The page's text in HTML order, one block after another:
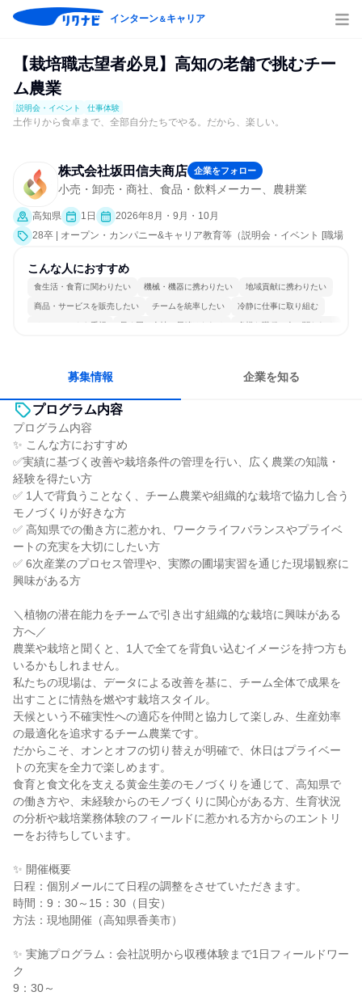
インターン＆キャリア
【栽培職志望者必見】高知の老舗で挑むチー
ム農業
説明会・イベント 仕事体験
土作りから食卓まで、全部自分たちでやる。だから、楽しい。
株式会社坂田信夫商店 企業をフォロー
小売・卸売・商社、食品・飲料メーカー、農耕業
高知県 1日
2026年8月・9月・10月
28卒 | オープン・カンパニー&キャリア教育等（説明会・イベント [職場
こんな人におすすめ
食生活・食育に関わりたい 機械・機器に携わりたい 地域貢献に携わりたい
商品・サービスを販売したい チームを統率したい 冷静に仕事に取り組む
チームワークを重視 長く同じ会社に居続けられる 多様な職種の人と関われる
募集情報 企業を知る
プログラム内容
プログラム内容
✨ こんな方におすすめ
✅実績に基づく改善や栽培条件の管理を行い、広く農業の知識・
経験を得たい方
✅ 1人で背負うことなく、チーム農業や組織的な栽培で協力し合う
モノづくりが好きな方
✅ 高知県での働き方に惹かれ、ワークライフバランスやプライベ
ートの充実を大切にしたい方
✅ 6次産業のプロセス管理や、実際の圃場実習を通じた現場観察に
興味がある方
＼植物の潜在能力をチームで引き出す組織的な栽培に興味がある
方へ／
農業や栽培と聞くと、1人で全てを背負い込むイメージを持つ方も
いるかもしれません。
私たちの現場は、データによる改善を基に、チーム全体で成果を
出すことに情熱を燃やす栽培スタイル。
天候という不確実性への適応を仲間と協力して楽しみ、生産効率
の最適化を追求するチーム農業です。
だからこそ、オンとオフの切り替えが明確で、休日はプライベー
トの充実を全力で楽しめます。
食育と食文化を支える黄金生姜のモノづくりを通じて、高知県で
の働き方や、未経験からのモノづくりに関心がある方、生育状況
の分析や栽培業務体験のフィールドに惹かれる方からのエントリ
ーをお待ちしています。
✨ 開催概要
日程：個別メールにて日程の調整をさせていただきます。
時間：9：30～15：30（目安）
方法：現地開催（高知県香美市）
✨ 実施プログラム：会社説明から収穫体験まで1日フィールドワー
ク
9：30～